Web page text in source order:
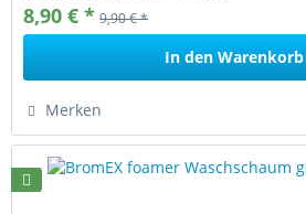
8,90 € * 9,90 € *
In den Warenkorb
Merken